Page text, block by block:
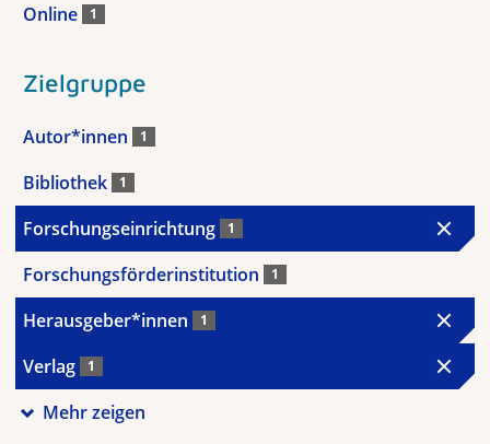
Online 1
Zielgruppe
Autor*innen 1
Bibliothek 1
Forschungseinrichtung 1
Forschungsförderinstitution 1
Herausgeber*innen 1
Verlag 1
Mehr zeigen